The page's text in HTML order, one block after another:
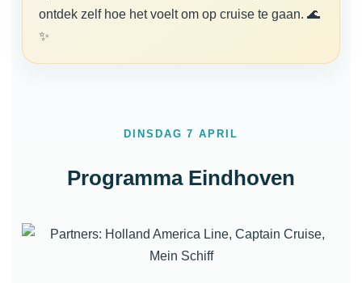
ontdek zelf hoe het voelt om op cruise te gaan. 🌊
✨
DINSDAG 7 APRIL
Programma Eindhoven